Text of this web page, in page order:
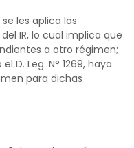
se les aplica las
IR, lo cual implica que
a otro régimen;
D. Leg. N° 1269, haya
para dichas